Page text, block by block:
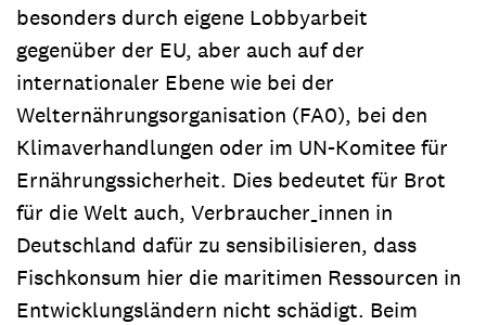
besonders durch eigene Lobbyarbeit
gegenüber der EU, aber auch auf der
internationaler Ebene wie bei der
Welternährungsorganisation (FA0), bei den
Klimaverhandlungen oder im UN-Komitee für
Ernährungssicherheit. Dies bedeutet für Brot
für die Welt auch, Verbraucher_innen in
Deutschland dafür zu sensibilisieren, dass
Fischkonsum hier die maritimen Ressourcen in
Entwicklungsländern nicht schädigt. Beim